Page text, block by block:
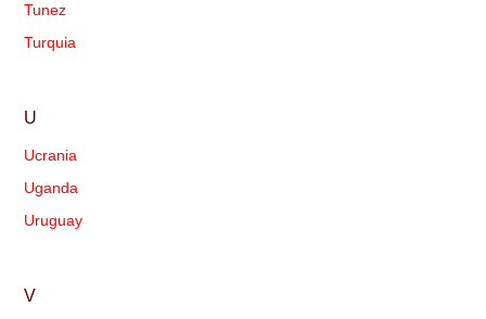
Tunez
Turquia
U
Ucrania
Uganda
Uruguay
V